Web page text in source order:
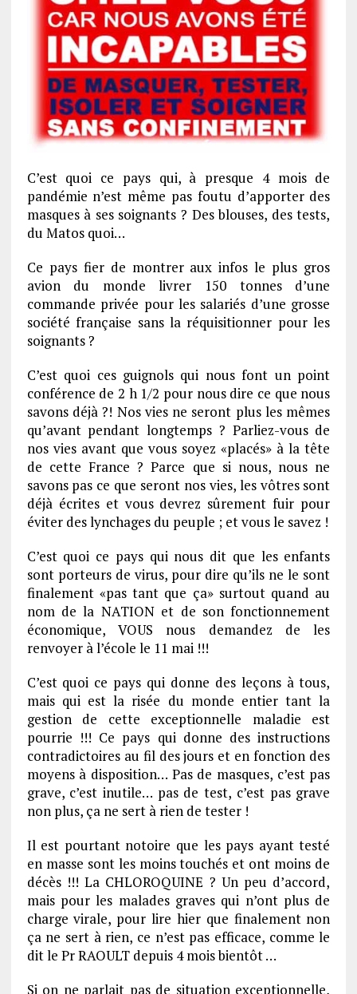
C’est quoi ce pays qui, à presque 4 mois de
pandémie n’est même pas foutu d’apporter des
masques à ses soignants ? Des blouses, des tests,
du Matos quoi…
Ce pays fier de montrer aux infos le plus gros
avion du monde livrer 150 tonnes d’une
commande privée pour les salariés d’une grosse
société française sans la réquisitionner pour les
soignants ?
C’est quoi ces guignols qui nous font un point
conférence de 2 h 1/2 pour nous dire ce que nous
savons déjà ?! Nos vies ne seront plus les mêmes
qu’avant pendant longtemps ? Parliez-vous de
nos vies avant que vous soyez «placés» à la tête
de cette France ? Parce que si nous, nous ne
savons pas ce que seront nos vies, les vôtres sont
déjà écrites et vous devrez sûrement fuir pour
éviter des lynchages du peuple ; et vous le savez !
C’est quoi ce pays qui nous dit que les enfants
sont porteurs de virus, pour dire qu’ils ne le sont
finalement «pas tant que ça» surtout quand au
nom de la NATION et de son fonctionnement
économique, VOUS nous demandez de les
renvoyer à l’école le 11 mai !!!
C’est quoi ce pays qui donne des leçons à tous,
mais qui est la risée du monde entier tant la
gestion de cette exceptionnelle maladie est
pourrie !!! Ce pays qui donne des instructions
contradictoires au fil des jours et en fonction des
moyens à disposition… Pas de masques, c’est pas
grave, c’est inutile… pas de test, c’est pas grave
non plus, ça ne sert à rien de tester !
Il est pourtant notoire que les pays ayant testé
en masse sont les moins touchés et ont moins de
décès !!! La CHLOROQUINE ? Un peu d’accord,
mais pour les malades graves qui n’ont plus de
charge virale, pour lire hier que finalement non
ça ne sert à rien, ce n’est pas efficace, comme le
dit le Pr RAOULT depuis 4 mois bientôt …
Si on ne parlait pas de situation exceptionnelle,